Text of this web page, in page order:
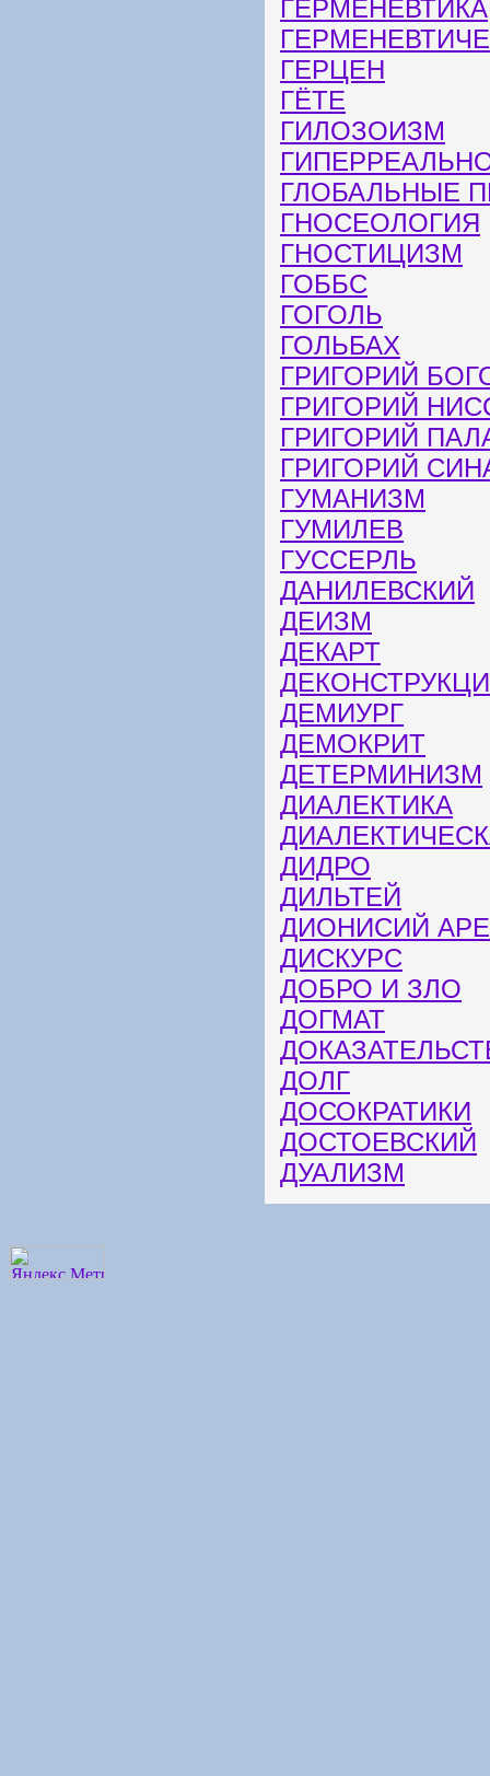
ГЕРМЕНЕВТИКА
ГЕРЦЕН
ГЁТЕ
ГИЛОЗОИЗМ
ГЛОБАЛЬНЫЕ
ГНОСЕОЛОГИЯ
ГНОСТИЦИЗМ
ГОББС
ГОГОЛЬ
ГОЛЬБАХ
ГРИГОРИЙ
ГРИГОРИЙ
ГРИГОРИЙ
ГРИГОРИЙ
ГУМАНИЗМ
ГУМИЛЕВ
ГУССЕРЛЬ
ДАНИЛЕВСКИЙ
ДЕИЗМ
ДЕКАРТ
ДЕМИУРГ
ДЕМОКРИТ
ДЕТЕРМИНИЗМ
ДИАЛЕКТИКА
ДИДРО
ДИЛЬТЕЙ
ДИОНИСИЙ
ДИСКУРС
ДОБРО И ЗЛО
ДОГМАТ
ДОЛГ
ДОСОКРАТИКИ
ДОСТОЕВСКИЙ
ДУАЛИЗМ